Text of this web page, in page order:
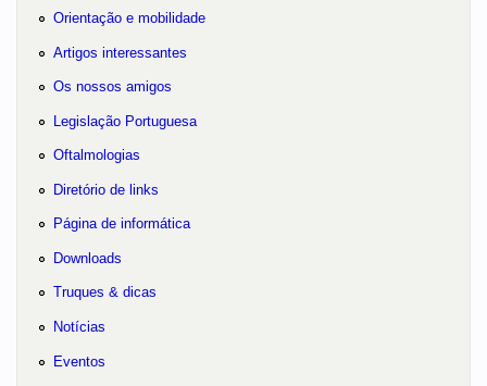
Orientação e mobilidade
Artigos interessantes
Os nossos amigos
Legislação Portuguesa
Oftalmologias
Diretório de links
Página de informática
Downloads
Truques & dicas
Notícias
Eventos